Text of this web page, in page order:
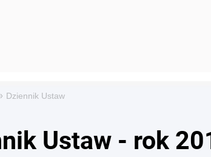
Dziennik Ustaw
Ustaw - rok